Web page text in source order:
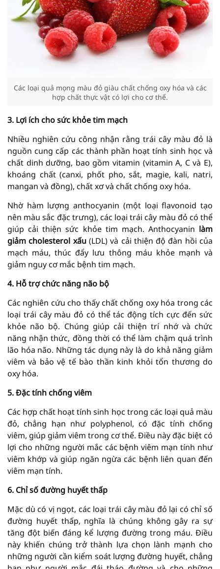
Các loại quả mọng màu đỏ giàu chất chống oxy hóa và các
hợp chất thực vật có lợi cho cơ thể.
3. Lợi ích cho sức khỏe tim mạch
Nhiều nghiên cứu công nhận rằng trái cây màu đỏ là
nguồn cung cấp các thành phần hoạt tính sinh học và
chất dinh dưỡng, bao gồm vitamin (vitamin A, C và E),
khoáng chất (canxi, phốt pho, sắt, magie, kali, natri,
mangan và đồng), chất xơ và chất chống oxy hóa.
Nhờ hàm lượng anthocyanin (một loại flavonoid tạo
nên màu sắc đặc trưng), các loại trái cây màu đỏ có thể
giúp cải thiện sức khỏe tim mạch. Anthocyanin làm
giảm cholesterol xấu (LDL) và cải thiện độ đàn hồi của
mạch máu, thúc đẩy lưu thông máu khỏe mạnh và
giảm nguy cơ mắc bệnh tim mạch.
4. Hỗ trợ chức năng não bộ
Các nghiên cứu cho thấy chất chống oxy hóa trong các
loại trái cây màu đỏ có thể tác động tích cực đến sức
khỏe não bộ. Chúng giúp cải thiện trí nhớ và chức
năng nhận thức, đồng thời có thể làm chậm quá trình
lão hóa não. Những tác dụng này là do khả năng giảm
viêm và bảo vệ tế bào thần kinh khỏi tổn thương do
oxy hóa.
5. Đặc tính chống viêm
Các hợp chất hoạt tính sinh học trong các loại quả màu
đỏ, chẳng hạn như polyphenol, có đặc tính chống
viêm, giúp giảm viêm trong cơ thể. Điều này đặc biệt có
lợi cho những người mắc các bệnh viêm mạn tính như
viêm khớp và giúp ngăn ngừa các bệnh liên quan đến
viêm mạn tính.
6. Chỉ số đường huyết thấp
Mặc dù có vị ngọt, các loại trái cây màu đỏ lại có chỉ số
đường huyết thấp, nghĩa là chúng không gây ra sự
tăng đột biến đáng kể lượng đường trong máu. Điều
này khiến chúng trở thành lựa chọn lành mạnh cho
những người cần kiểm soát lượng đường huyết, chẳng